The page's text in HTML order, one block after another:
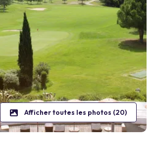
Afficher toutes les photos (20)